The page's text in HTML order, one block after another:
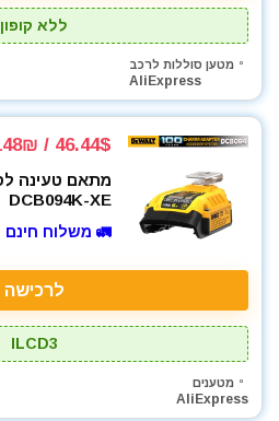
מכונת צביעה אירלס
מכונת שטיפה בלחץ
מלטשת / משייפת
מלטשת אקסצנטרית
מסור אנכי
מסור גבהים
מסור חרב
מסורים
מפוח עלים
מפסלות
ללא קופון
מטען סוללות לרכב
AliExpress
46.44$ / 148₪
DCB094K-XE
🚛 משלוח חינם
לרכישה
ILCD3
מטענים
AliExpress